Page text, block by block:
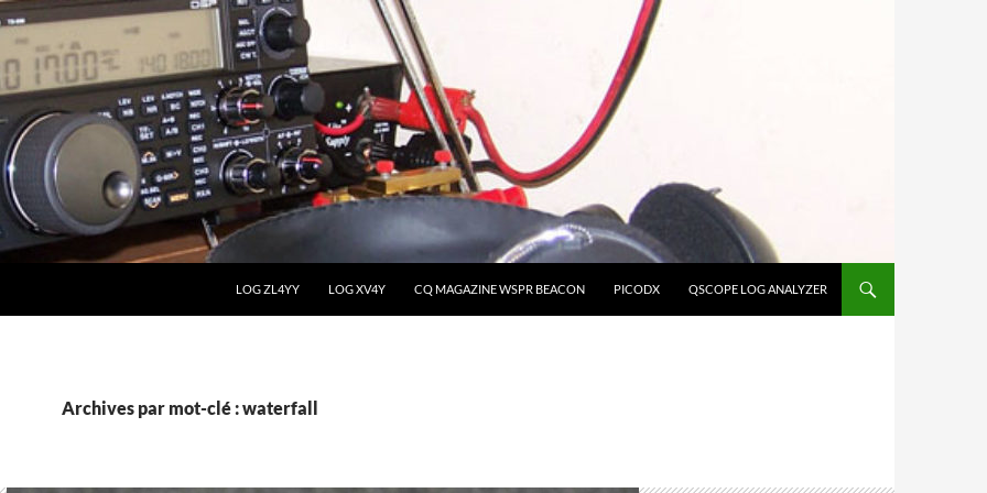
LOG ZL4YY LOG XV4Y CQ MAGAZINE WSPR BEACON PICODX QSCOPE LOG ANALYZER
Archives par mot-clé : waterfall